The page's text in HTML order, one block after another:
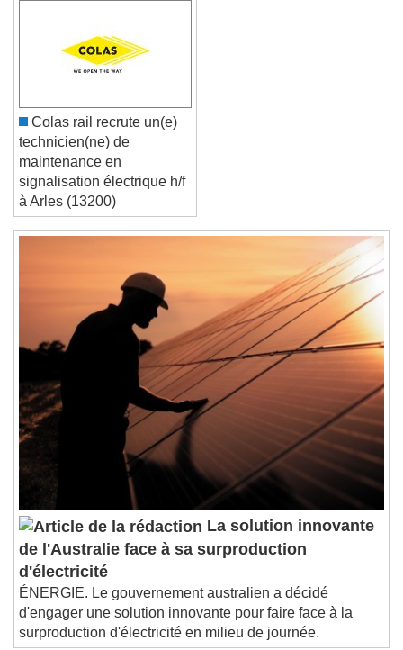
Reset
Done
Close Modal Dialog
End of dialog window.
Colas rail recrute un(e)
technicien(ne) de
maintenance en
signalisation électrique h/f
à Arles (13200)
La solution innovante
de l'Australie face à sa surproduction
d'électricité
ÉNERGIE. Le gouvernement australien a décidé
d'engager une solution innovante pour faire face à la
surproduction d'électricité en milieu de journée.